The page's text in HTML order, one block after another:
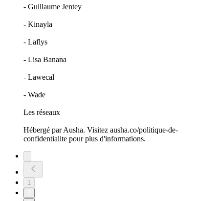
- Guillaume Jentey
- Kinayla
- Laflys
- Lisa Banana
- Lawecal
- Wade
Les réseaux
Hébergé par Ausha. Visitez ausha.co/politique-de-
confidentialite pour plus d'informations.
1